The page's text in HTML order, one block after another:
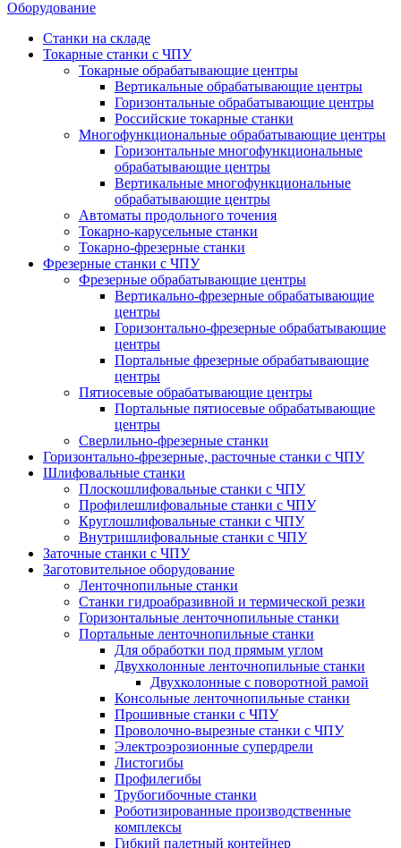
Оборудование
Станки на складе
Токарные станки с ЧПУ
Токарные обрабатывающие центры
Вертикальные обрабатывающие центры
Горизонтальные обрабатывающие центры
Российские токарные станки
Многофункциональные обрабатывающие центры
Горизонтальные многофункциональные
обрабатывающие центры
Вертикальные многофункциональные
обрабатывающие центры
Автоматы продольного точения
Токарно-карусельные станки
Токарно-фрезерные станки
Фрезерные станки с ЧПУ
Фрезерные обрабатывающие центры
Вертикально-фрезерные обрабатывающие
центры
Горизонтально-фрезерные обрабатывающие
центры
Портальные фрезерные обрабатывающие
центры
Пятиосевые обрабатывающие центры
Портальные пятиосевые обрабатывающие
центры
Сверлильно-фрезерные станки
Горизонтально-фрезерные, расточные станки с ЧПУ
Шлифовальные станки
Плоскошлифовальные станки с ЧПУ
Профилешлифовальные станки с ЧПУ
Круглошлифовальные станки с ЧПУ
Внутришлифовальные станки с ЧПУ
Заточные станки с ЧПУ
Заготовительное оборудование
Ленточнопильные станки
Станки гидроабразивной и термической резки
Горизонтальные ленточнопильные станки
Портальные ленточнопильные станки
Для обработки под прямым углом
Двухколонные ленточнопильные станки
Двухколонные с поворотной рамой
Консольные ленточнопильные станки
Прошивные станки с ЧПУ
Проволочно-вырезные станки с ЧПУ
Электроэрозионные супердрели
Листогибы
Профилегибы
Трубогибочные станки
Роботизированные производственные
комплексы
Гибкий палетный контейнер